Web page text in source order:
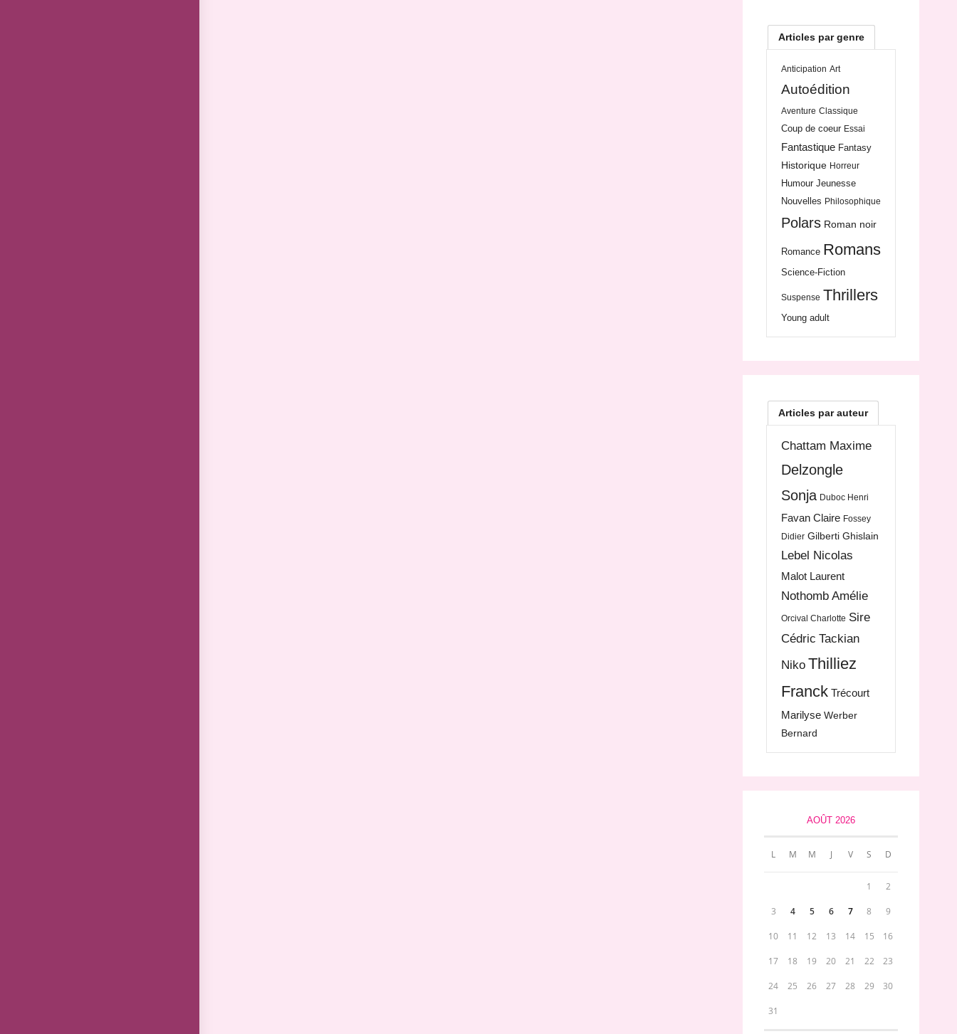
Articles par genre
Anticipation Art
Autoédition
Aventure Classique
Coup de coeur Essai
Fantastique Fantasy
Historique Horreur
Humour Jeunesse
Nouvelles Philosophique
Polars Roman noir
Romance Romans
Science-Fiction
Suspense Thrillers
Young adult
Articles par auteur
Chattam Maxime
Delzongle
Sonja Duboc Henri
Favan Claire Fossey
Didier Gilberti Ghislain
Lebel Nicolas
Malot Laurent
Nothomb Amélie
Orcival Charlotte Sire
Cédric Tackian
Niko Thilliez
Franck Trécourt
Marilyse Werber
Bernard
AOÛT 2026
L M M J V S D
1 2
3 4 5 6 7 8 9
10 11 12 13 14 15 16
17 18 19 20 21 22 23
24 25 26 27 28 29 30
31